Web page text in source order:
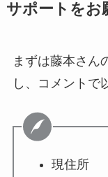
サポートをお
まずは藤本さん
し、コメントで
現住所